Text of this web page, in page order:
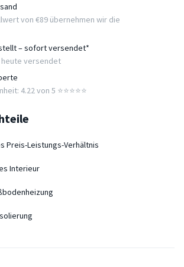
von €89 übernehmen wir die
– sofort versendet*
versendet
4.22 von 5 ⭐️⭐️⭐️⭐️⭐️
Preis-Leistungs-Verhältnis
Interieur